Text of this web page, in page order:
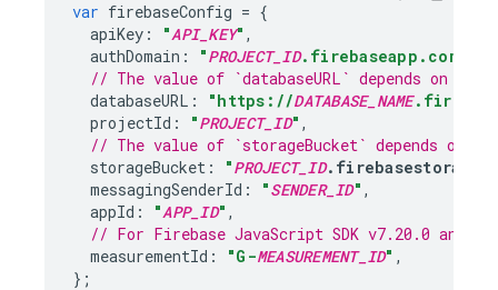
var firebaseConfig = {
apiKey : "API_KEY" ,
authDomain : "PROJECT_ID.firebaseapp.com"
// The value of `databaseURL` depends on the
databaseURL : "https://DATABASE_NAME
projectId : "PROJECT_ID" ,
// The value of `storageBucket` depends on
storageBucket : "PROJECT_ID
messagingSenderId : "SENDER_ID" ,
appId : "APP_ID" ,
// For Firebase JavaScript SDK v7.20.0 and
measurementId : "G-MEASUREMENT_ID" ,
};